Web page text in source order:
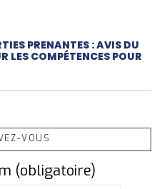
PRENANTES : AVIS DU
LES COMPÉTENCES POUR
VOUS
(obligatoire)